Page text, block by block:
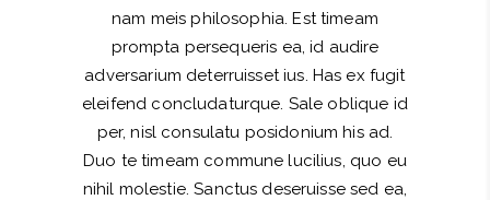
nam meis philosophia. Est timeam
prompta persequeris ea, id audire
adversarium deterruisset ius. Has ex fugit
eleifend concludaturque. Sale oblique id
per, nisl consulatu posidonium his ad.
Duo te timeam commune lucilius, quo eu
nihil molestie. Sanctus deseruisse sed ea,